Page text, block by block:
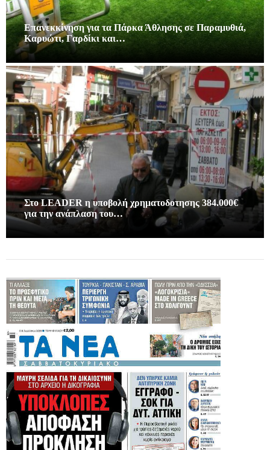
Επανεκκίνηση για τα Πάρκα Άθλησης σε Παραμυθιά,
Καρυώτι, Γαρδίκι και…
Στο LEADER η υποβολή χρηματοδοτησης 384.000€
για την ανάπλαση του…